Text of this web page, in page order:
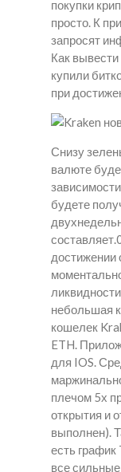
покупки
просто. К
запросят
Как
купили
при
Снизу
валюте
будете
достижении
небольшая
кошелек
ETH.
для IOS.
плечом 5х
открытия и
выполнен).
есть
все